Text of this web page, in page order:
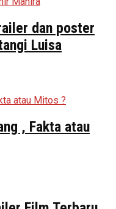
dan poster
Luisa
, Fakta atau